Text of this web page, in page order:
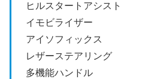
ヒルスタートアシスト
イモビライザー
アイソフィックス
レザーステアリング
多機能ハンドル